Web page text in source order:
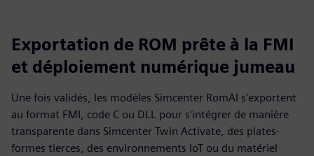
Exportation de ROM prête à la FMI
et déploiement numérique jumeau
Une fois validés, les modèles Simcenter RomAI s'exportent
au format FMI, code C ou DLL pour s'intégrer de manière
transparente dans Simcenter Twin Activate, des plates-
formes tierces, des environnements IoT ou du matériel